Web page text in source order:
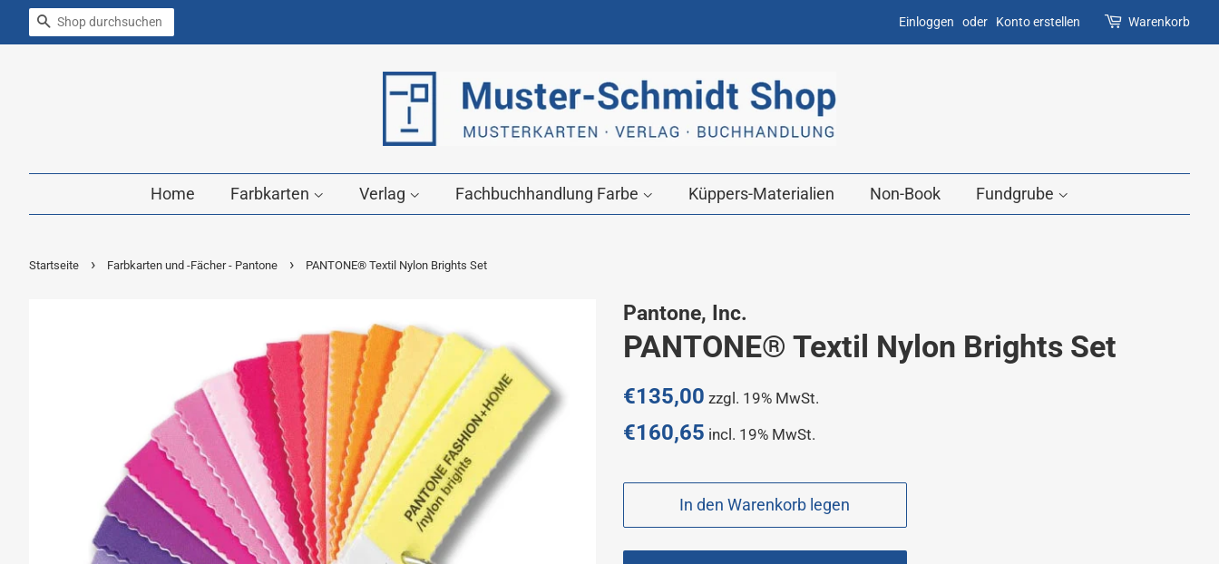
Suchen Einloggen oder Konto erstellen Warenkorb
Home Farbkarten Verlag Fachbuchhandlung Farbe Küppers-Materialien Non-Book Fundgrube
Startseite › Farbkarten und -Fächer - Pantone › PANTONE® Textil Nylon Brights Set
Pantone, Inc.
PANTONE® Textil Nylon Brights Set
Normaler
€135,00 zzgl. 19% MwSt.
€160,65 incl. 19% MwSt.
In den Warenkorb legen